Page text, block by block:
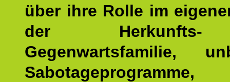
über ihre Rolle im
der
Gegenwartsfamilie,